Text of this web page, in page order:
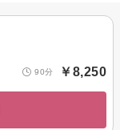
90分 ￥8,250